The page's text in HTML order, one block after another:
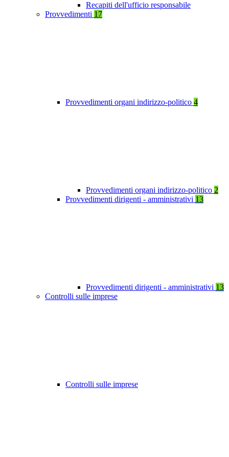
Recapiti dell'ufficio responsabile
Provvedimenti 17
Provvedimenti organi indirizzo-politico 4
Provvedimenti organi indirizzo-politico 2
Provvedimenti dirigenti - amministrativi 13
Provvedimenti dirigenti - amministrativi 13
Controlli sulle imprese
Controlli sulle imprese